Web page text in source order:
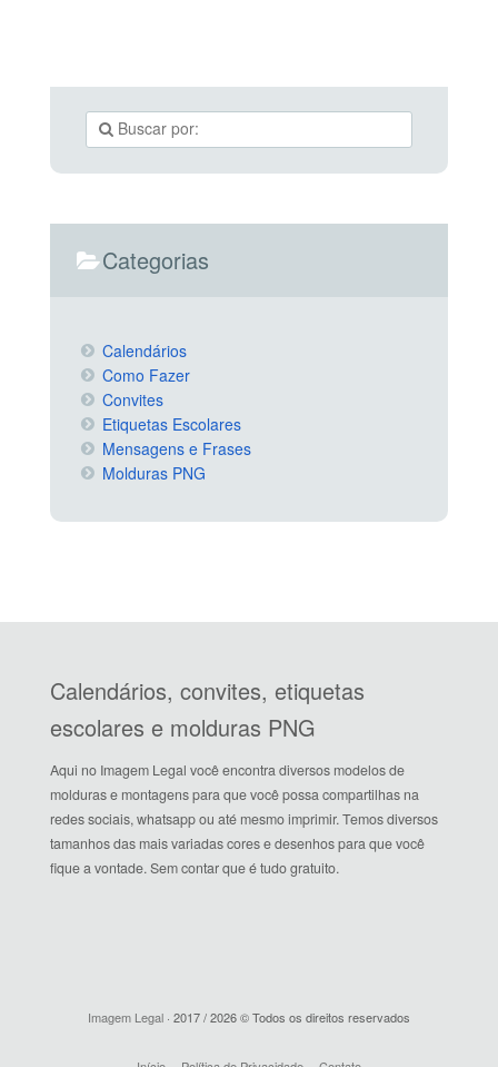
Categorias
Calendários
Como Fazer
Convites
Etiquetas Escolares
Mensagens e Frases
Molduras PNG
Calendários, convites, etiquetas
escolares e molduras PNG
Aqui no Imagem Legal você encontra diversos modelos de
molduras e montagens para que você possa compartilhas na
redes sociais, whatsapp ou até mesmo imprimir. Temos diversos
tamanhos das mais variadas cores e desenhos para que você
fique a vontade. Sem contar que é tudo gratuito.
Imagem Legal · 2017 / 2026 © Todos os direitos reservados